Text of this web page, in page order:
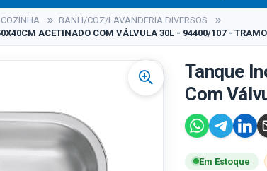
BANH/COZ/LAVANDERIA DIVERSOS
ACETINADO COM VÁLVULA 30L - 94400/107 -
Tanque
Com
Em Estoque